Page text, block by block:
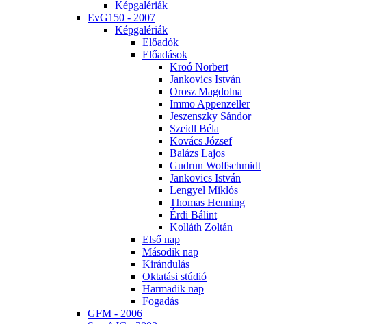
Kép­ga­lé­ri­ák
EvG150 - 2007
Kép­ga­lé­ri­ák
Elő­adók
Elő­adá­sok
Kroó Nor­bert
Jan­ko­vics Ist­ván
Orosz Mag­dol­na
Im­mo Ap­pen­zel­ler
Je­szensz­ky Sán­dor
Szeidl Bé­la
Ko­vács Jó­zsef
Ba­lázs La­jos
Gud­run Wolfsch­midt
Jan­ko­vics Ist­ván
Len­gyel Mik­lós
Tho­mas Hen­ning
Ér­di Bá­lint
Kol­láth Zol­tán
El­ső nap
Má­so­dik nap
Ki­rán­du­lás
Ok­ta­tá­si stú­dió
Har­ma­dik nap
Fo­ga­dás
GFM - 2006